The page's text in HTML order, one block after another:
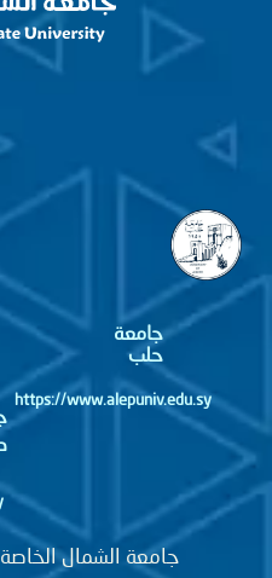
جامعة
https://www.alepuniv.edu.sy
جامعة
دمشق
جامعة الشمال الخاصة | Copyright © 2026